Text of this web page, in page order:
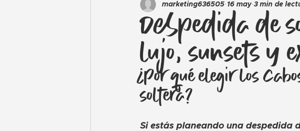
Resorts de Lujo Viajes con Amigas
Escapadas de Fin de Semana Guías de Viaje
Despedida de
lujo, sunsets y
marketing636505 16 may 3 min de
¿Por qué elegir Los
soltera?
Si estás planeando una despedida